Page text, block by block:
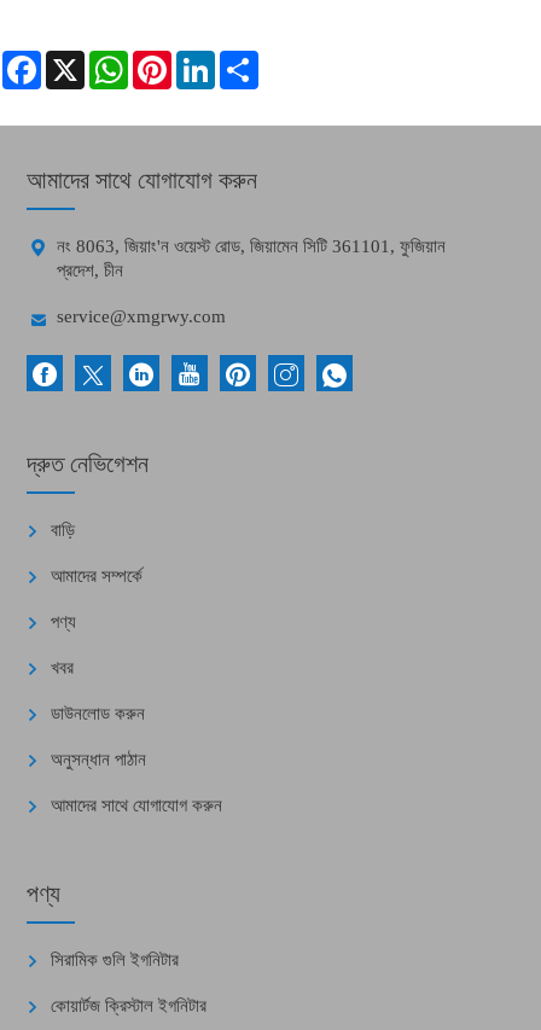
Facebook
X WhatsAppPinterestLinkedIn
আমাদের সাথে যোগাযোগ করুন

নং 8063, জিয়াং'ন ওয়েস্ট রোড, জিয়ামেন সিটি 361101, ফুজিয়ান
প্রদেশ, চীন
 service@xmgrwy.com
দ্রুত নেভিগেশন
বাড়ি
আমাদের সম্পর্কে
পণ্য
খবর
ডাউনলোড করুন
অনুসন্ধান পাঠান
আমাদের সাথে যোগাযোগ করুন
পণ্য
সিরামিক গুলি ইগনিটার
কোয়ার্টজ ক্রিস্টাল ইগনিটার